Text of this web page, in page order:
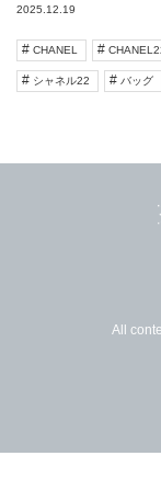
2025.12.19
CHANEL
シャネル22 バッグ
All